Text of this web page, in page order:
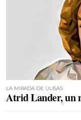
LA MIRADA DE ULISAS
Atrid Lander, un